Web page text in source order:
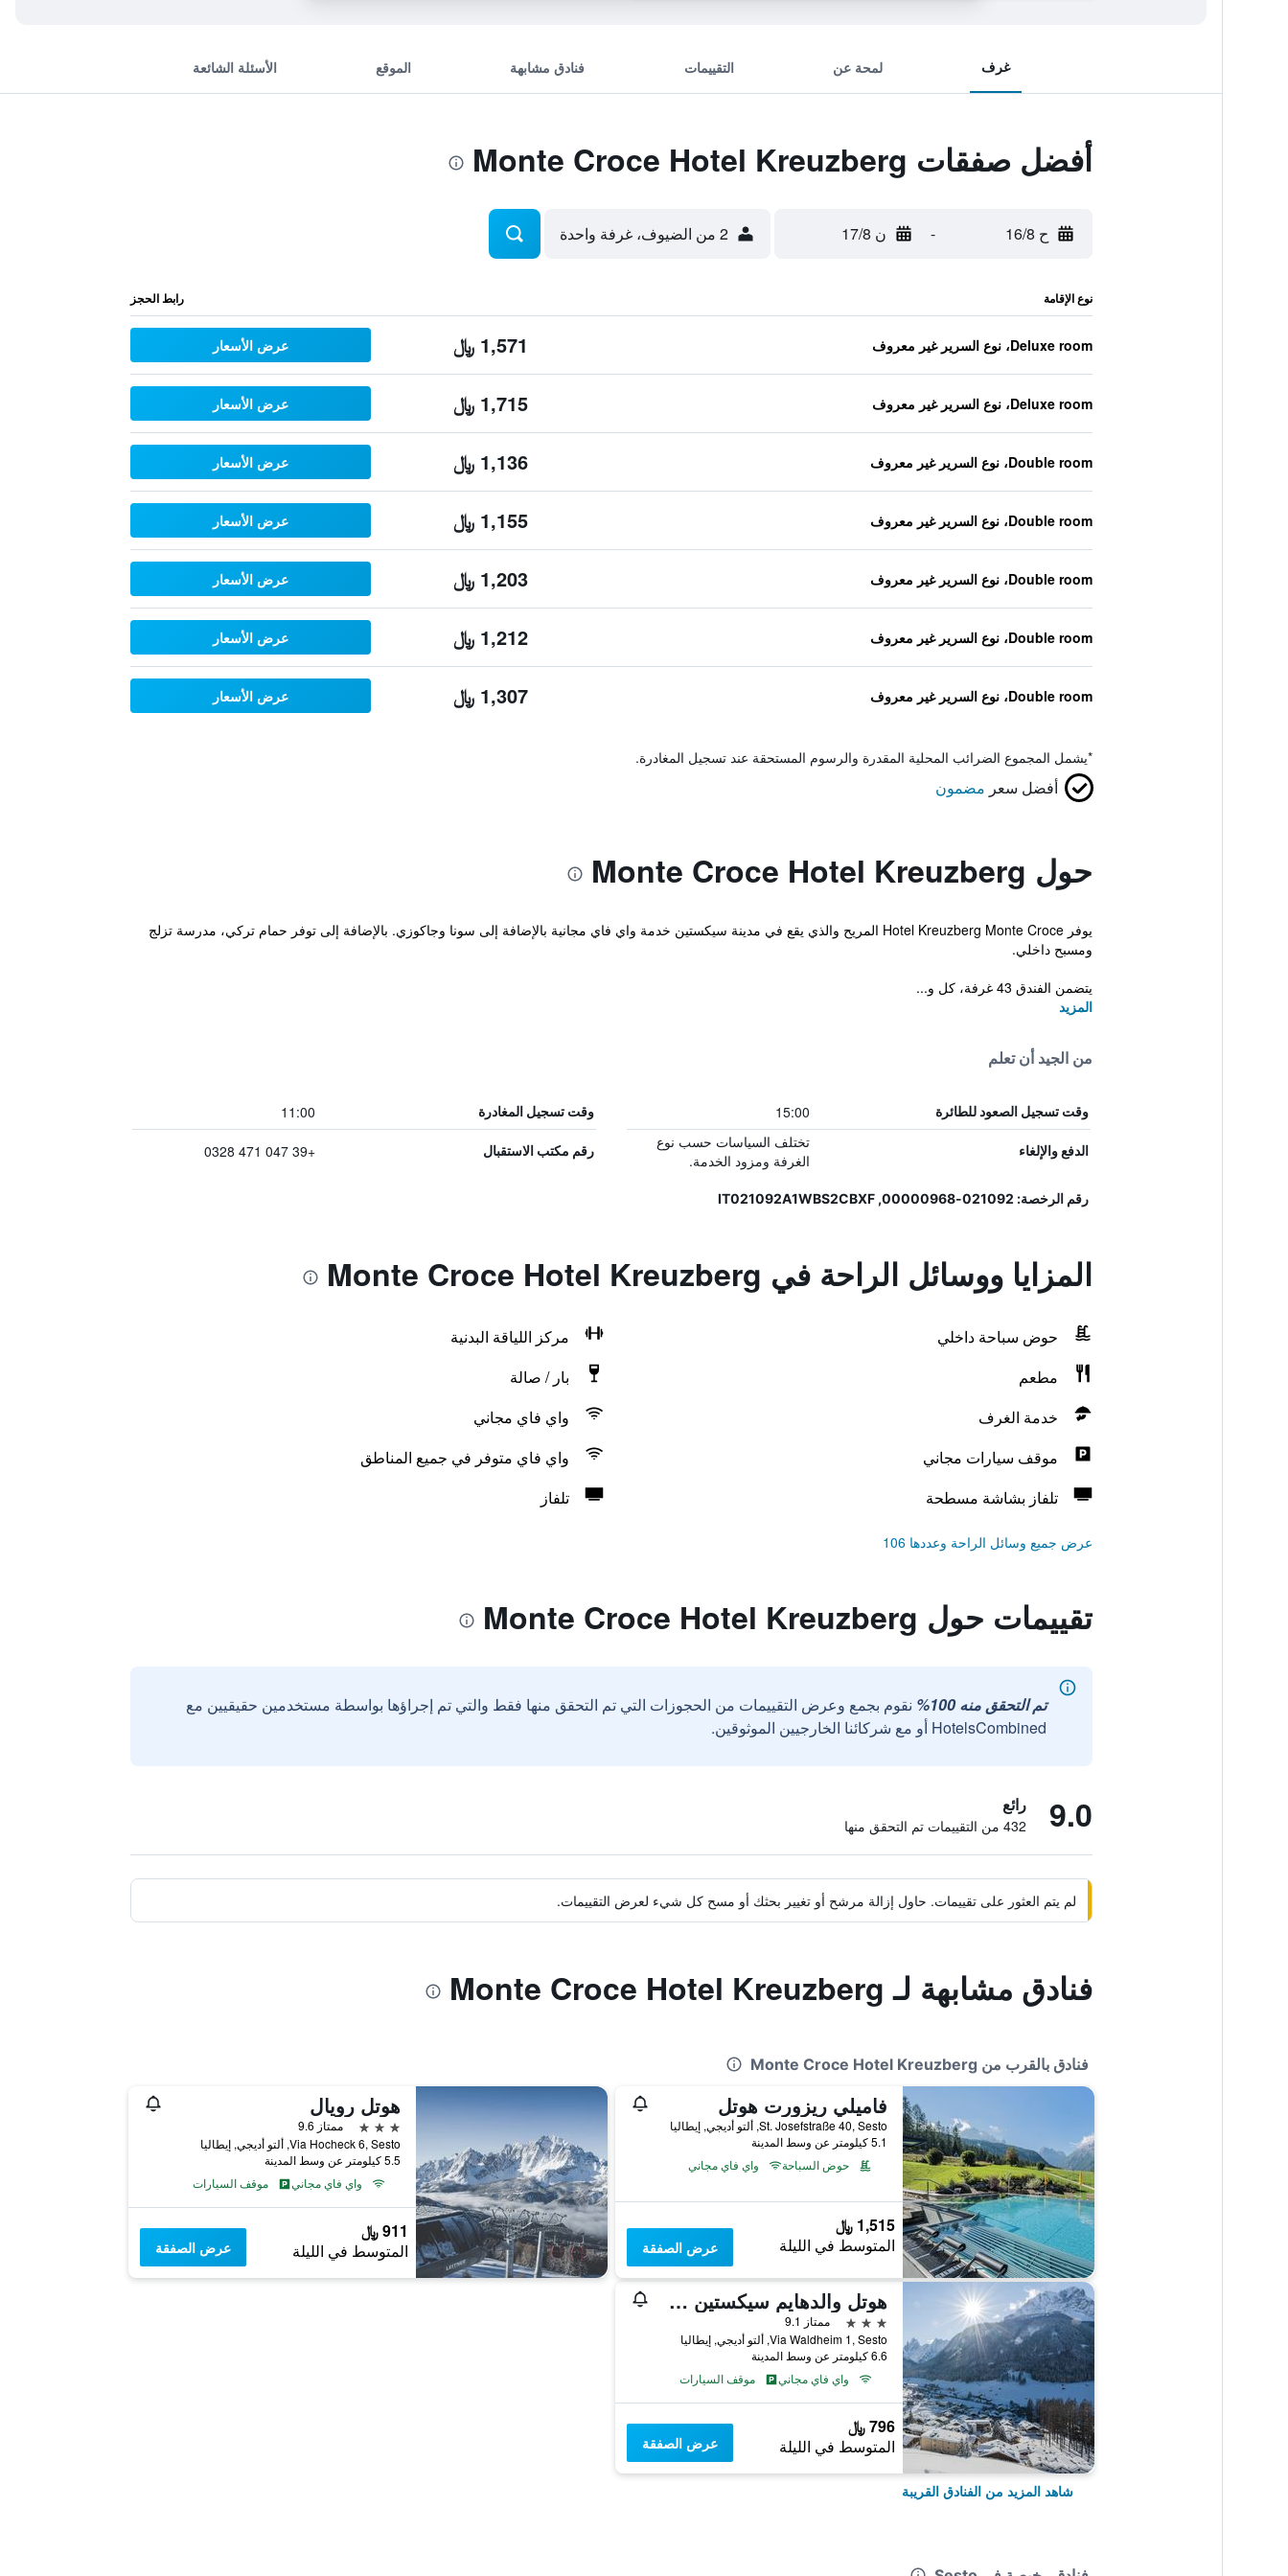
غرف لمحة عن التقييمات فنادق مشابهة الموقع الأسئلة الشائعة
أفضل صفقات Monte Croce Hotel Kreuzberg
ح 16/8 - ن 17/8 2 من الضيوف، غرفة واحدة
نوع الإقامة رابط الحجز
Deluxe room، نوع السرير غير معروف 1,571 ﷼ عرض الأسعار
Deluxe room، نوع السرير غير معروف 1,715 ﷼ عرض الأسعار
Double room، نوع السرير غير معروف 1,136 ﷼ عرض الأسعار
Double room، نوع السرير غير معروف 1,155 ﷼ عرض الأسعار
Double room، نوع السرير غير معروف 1,203 ﷼ عرض الأسعار
Double room، نوع السرير غير معروف 1,212 ﷼ عرض الأسعار
Double room، نوع السرير غير معروف 1,307 ﷼ عرض الأسعار
*يشمل المجموع الضرائب المحلية المقدرة والرسوم المستحقة عند تسجيل المغادرة.
أفضل سعر مضمون
حول Monte Croce Hotel Kreuzberg
يوفر Hotel Kreuzberg Monte Croce المريح والذي يقع في مدينة سيكستين خدمة واي فاي مجانية بالإضافة إلى سونا وجاكوزي. بالإضافة إلى توفر حمام تركي، مدرسة تزلج
ومسبح داخلي.
يتضمن الفندق 43 غرفة، كل و...
المزيد
من الجيد أن تعلم
وقت تسجيل الصعود للطائرة 15:00 وقت تسجيل المغادرة 11:00
الدفع والإلغاء
تختلف السياسات حسب نوع
الغرفة ومزود الخدمة.
رقم مكتب الاستقبال +39 047 471 0328
رقم الرخصة: 021092-00000968, IT021092A1WBS2CBXF
المزايا ووسائل الراحة في Monte Croce Hotel Kreuzberg
حوض سباحة داخلي
مركز اللياقة البدنية
مطعم
بار / صالة
خدمة الغرف
واي فاي مجاني
موقف سيارات مجاني
واي فاي متوفر في جميع المناطق
تلفاز بشاشة مسطحة
تلفاز
عرض جميع وسائل الراحة وعددها 106
تقييمات حول Monte Croce Hotel Kreuzberg
تم التحقق منه 100%
نقوم بجمع وعرض التقييمات من الحجوزات التي تم التحقق منها فقط والتي تم إجراؤها بواسطة مستخدمين حقيقيين مع
HotelsCombined أو مع شركائنا الخارجيين الموثوقين.
9.0 رائع
432 من التقييمات تم التحقق منها
لم يتم العثور على تقييمات. حاول إزالة مرشح أو تغيير بحثك أو مسح كل شيء لعرض التقييمات.
فنادق مشابهة لـ Monte Croce Hotel Kreuzberg
فنادق بالقرب من Monte Croce Hotel Kreuzberg
فاميلي ريزورت هوتل
St. Josefstraße 40, Sesto, ألتو أديجي, إيطاليا
5.1 كيلومتر عن وسط المدينة
حوض السباحة
واي فاي مجاني
1,515 ﷼
المتوسط في الليلة عرض الصفقة
هوتل رويال
3 نجوم
ممتاز 9.6
Via Hocheck 6, Sesto, ألتو أديجي, إيطاليا
5.5 كيلومتر عن وسط المدينة
واي فاي مجاني
موقف السيارات
911 ﷼
المتوسط في الليلة عرض الصفقة
هوتل والدهايم سيكستين سيستو
3 نجوم
ممتاز 9.1
Via Waldheim 1, Sesto, ألتو أديجي, إيطاليا
6.6 كيلومتر عن وسط المدينة
واي فاي مجاني
موقف السيارات
796 ﷼
المتوسط في الليلة عرض الصفقة
شاهد المزيد من الفنادق القريبة